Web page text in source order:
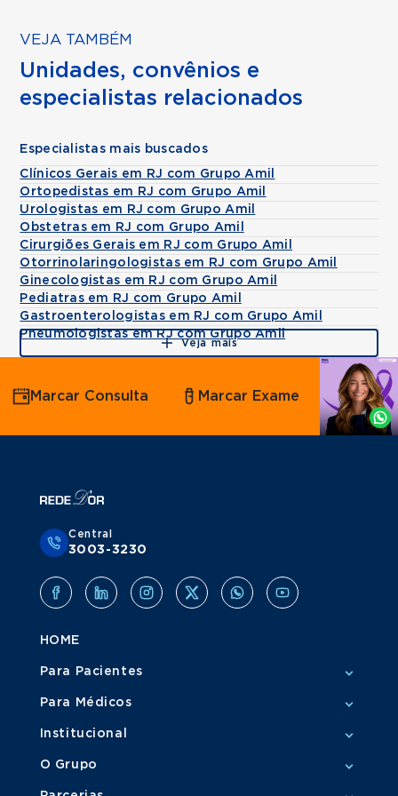
VEJA TAMBÉM
Unidades, convênios e
especialistas relacionados
Especialistas mais buscados
Clínicos Gerais em RJ com Grupo Amil
Ortopedistas em RJ com Grupo Amil
Urologistas em RJ com Grupo Amil
Obstetras em RJ com Grupo Amil
Cirurgiões Gerais em RJ com Grupo Amil
Otorrinolaringologistas em RJ com Grupo Amil
Ginecologistas em RJ com Grupo Amil
Pediatras em RJ com Grupo Amil
Gastroenterologistas em RJ com Grupo Amil
Pneumologistas em RJ com Grupo Amil
Veja mais
Agende
por
Whatsapp
Marcar Consulta Marcar Exame
Central
3003-3230
HOME
Para Pacientes
Para Médicos
Institucional
O Grupo